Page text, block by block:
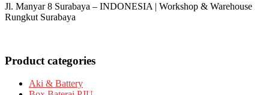
Jl. Manyar 8 Surabaya – INDONESIA | Workshop & Warehouse
Rungkut Surabaya
Product categories
Aki & Battery